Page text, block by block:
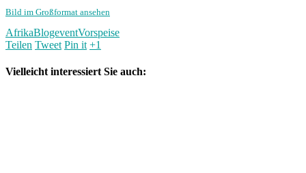
Bild im Großformat ansehen
AfrikaBlogeventVorspeise
Teilen Tweet Pin it +1
Vielleicht interessiert Sie auch: